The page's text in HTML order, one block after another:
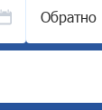
Обратно